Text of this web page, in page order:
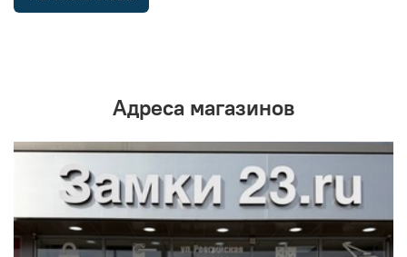
Адреса магазинов